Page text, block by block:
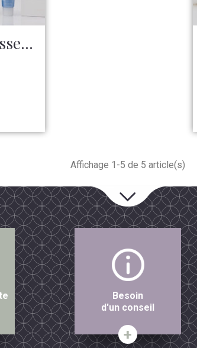
Affichage 1-5 de 5 article(s)
Besoin
d'un conseil